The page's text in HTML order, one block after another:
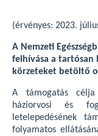
(érvényes: 2023.
A Nemzeti
felhívása a tartósan
körzeteket betöltő
A támogatás
háziorvosi és
letelepedésének
folyamatos